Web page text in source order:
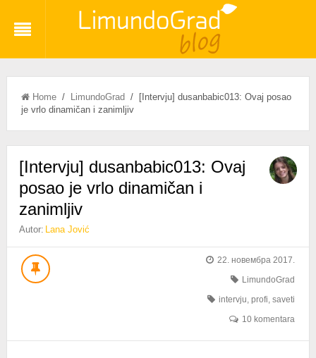
Home/ LimundoGrad / [Intervju] dusanbabic013: Ovaj posao
je vrlo dinamičan i zanimljiv
[Intervju] dusanbabic013: Ovaj
posao je vrlo dinamičan i
zanimljiv
Autor: Lana Jović
22. новембра 2017.
LimundoGrad
intervju,profi,saveti
10 komentara